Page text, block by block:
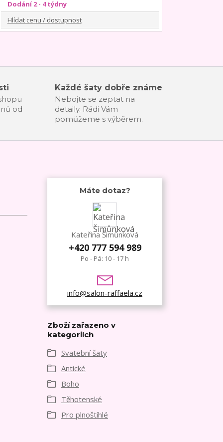
Dodání 2 - 4 týdny
Hlídat cenu / dostupnost
od
Každé šaty dobře známe
Nebojte se zeptat na
detaily. Rádi Vám
pomůžeme s výběrem.
Máte dotaz?
Kateřina Šimůnková
+420 777 594 989
Po - Pá: 10 - 17 h
info@salon-raffaela.cz
Zboží zařazeno v
kategoriích
Svatební šaty
Antické
Boho
Těhotenské
Pro plnoštíhlé